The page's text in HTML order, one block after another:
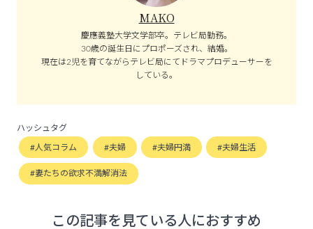
MAKO
慶應義塾大学文学部卒。テレビ局勤務。
30歳の誕生日にプロポーズされ、結婚。
現在は2児を育てながらテレビ局にてドラマプロデューサーを
している。
ハッシュタグ
人気コラム 夫婦 夫婦円満 夫婦生活
妻たちの欲求不満解消法
この記事を見ている人におすすめ